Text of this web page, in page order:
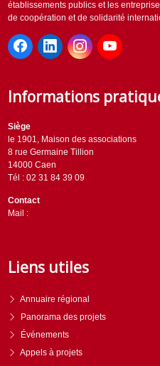
établissements publics et les
de coopération et de solidarité
Informations
Siège
le 1901, Maison des associations
8 rue Germaine Tillion
14000 Caen
Tél : 02 31 84 39 09
Contact
Mail :
Liens utiles
Annuaire régional
Panorama des projets
Événements
Appels à projets